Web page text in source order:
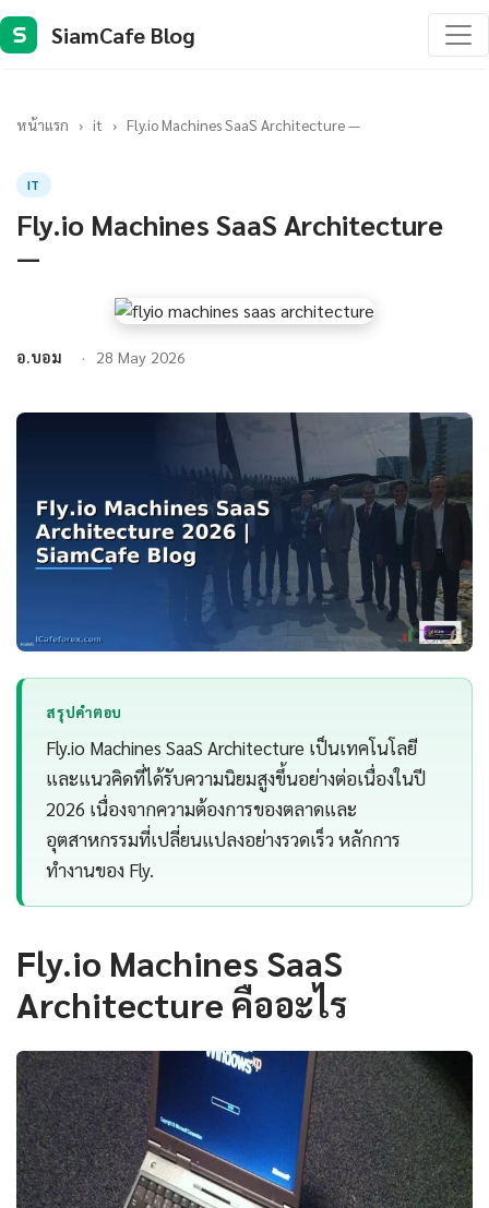
S SiamCafe Blog
หน้าแรก › it › Fly.io Machines SaaS Architecture —
IT
Fly.io Machines SaaS Architecture
—
อ.บอม 28 May 2026
สรุปคำตอบ
Fly.io Machines SaaS Architecture เป็นเทคโนโลยี
และแนวคิดที่ได้รับความนิยมสูงขึ้นอย่างต่อเนื่องในปี
2026 เนื่องจากความต้องการของตลาดและ
อุตสาหกรรมที่เปลี่ยนแปลงอย่างรวดเร็ว หลักการ
ทำงานของ Fly.
Fly.io Machines SaaS
Architecture คืออะไร